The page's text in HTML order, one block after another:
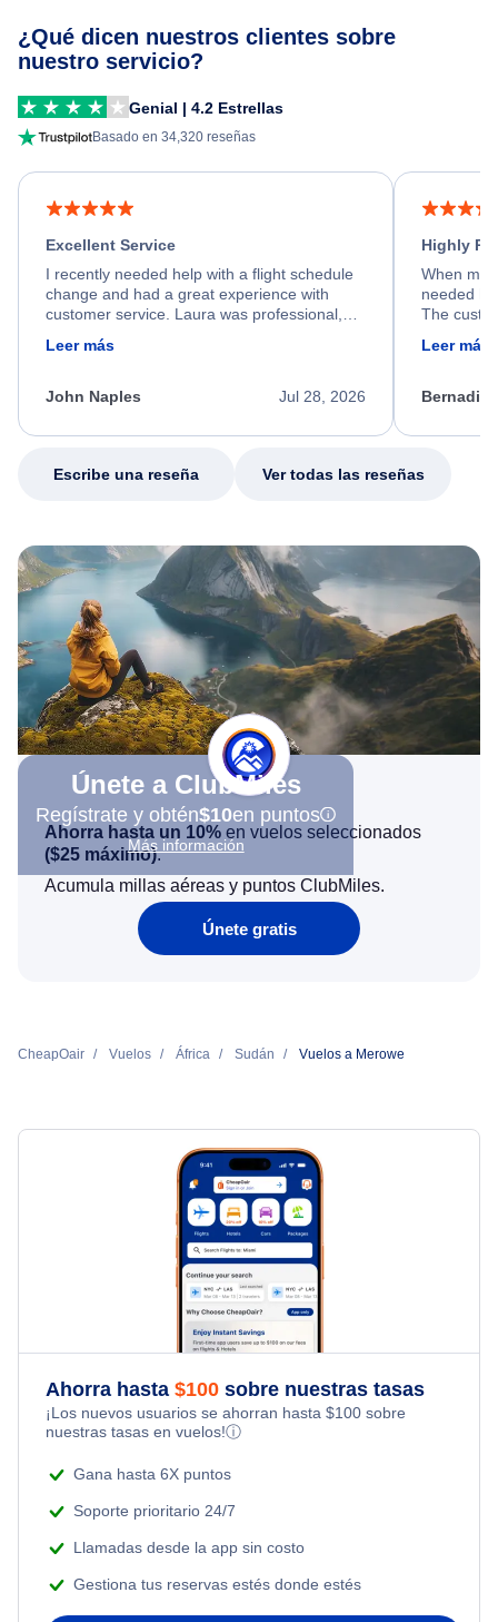
¿Qué dicen nuestros clientes sobre
nuestro servicio?
Genial | 4.2 Estrellas
Basado en 34,320 reseñas
Excellent Service
I recently needed help with a flight schedule
change and had a great experience with
customer service. Laura was professional,
friendly, and very helpful throughout the
process. She quickly found a solution and
appreciate her excellent service.
Leer más
Jul 28, 2026
John Naples
Highly
When my
needed
The
calm,
my issue.
Leer más
Escribe una reseña Ver todas las reseñas
Únete a ClubMiles
Regístrate y obtén$10en puntos
Más información
Ahorra hasta un 10% en vuelos seleccionados
($25 máximo).
Acumula millas aéreas y puntos ClubMiles.
Únete gratis
CheapOair Vuelos África Sudán Vuelos a Merowe
Ahorra hasta $100 sobre nuestras tasas
¡Los nuevos usuarios se ahorran hasta $100 sobre
nuestras tasas en vuelos!ⓘ
Gana hasta 6X puntos
Soporte prioritario 24/7
Llamadas desde la app sin costo
Gestiona tus reservas estés donde estés